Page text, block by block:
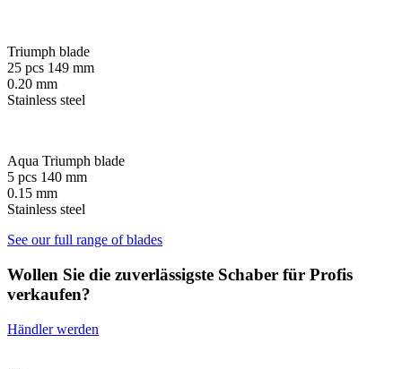
Triumph blade
25 pcs 149 mm
0.20 mm
Stainless steel
Aqua Triumph blade
5 pcs 140 mm
0.15 mm
Stainless steel
See our full range of blades
Wollen Sie die zuverlässigste Schaber für Profis
verkaufen?
Händler werden